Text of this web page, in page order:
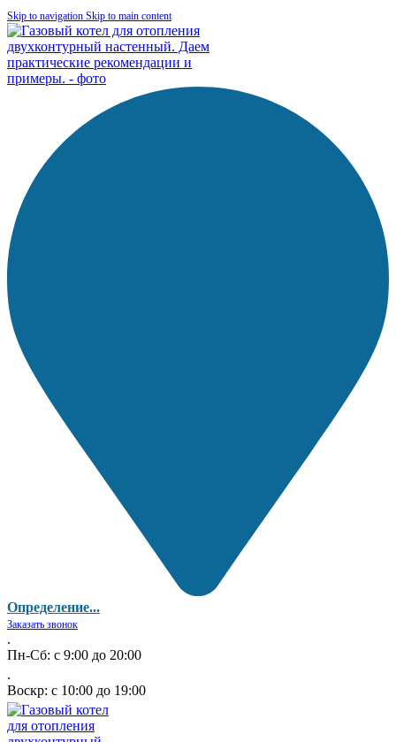
Skip to navigation Skip to main content
Определение...
Заказать звонок
.
Пн-Сб: с 9:00 до 20:00
.
Воскр: с 10:00 до 19:00